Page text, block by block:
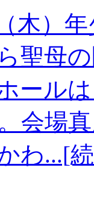
木）
聖母
ール
会場
わ...[